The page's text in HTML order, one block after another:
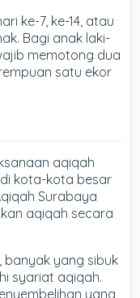
ke-7, ke-14, atau
Bagi anak laki-
memotong dua
satu ekor
aqiqah
kota-kota besar
Surabaya
aqiqah secara
banyak yang sibuk
syariat aqiqah.
yang